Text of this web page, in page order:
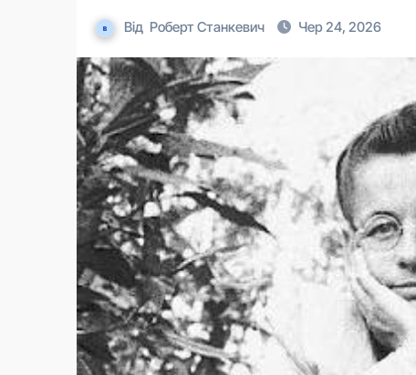
Від Роберт Станкевич Чер 24, 2026